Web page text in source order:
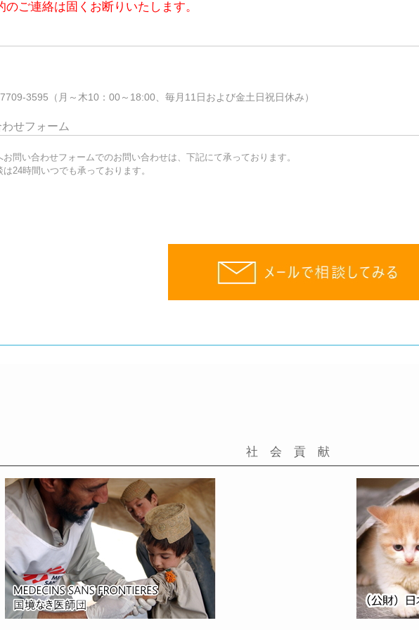
のご連絡は固くお断りいたします。
3595（月～木10：00～18:00、毎月11日および金土日祝日休み）
せフォーム
お問い合わせフォームでのお問い合わせは、下記にて承っております。
は24時間いつでも承っております。
社 会 貢 献